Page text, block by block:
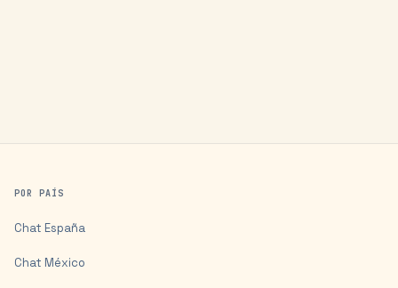
POR PAÍS
Chat España
Chat México